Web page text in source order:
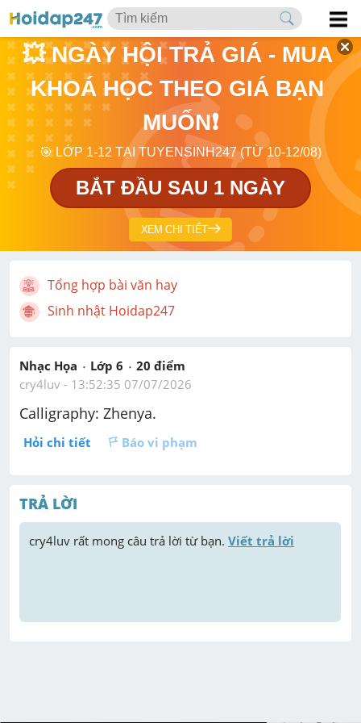
💥 NGÀY HỘI TRẢ GIÁ - MUA
KHOÁ HỌC THEO GIÁ BẠN
MUỐN❗
🎯 LỚP 1-12 TẠI TUYENSINH247 (TỪ 10-12/08)
BẮT ĐẦU SAU 1 NGÀY
XEM CHI TIẾT
Tổng hợp bài văn hay
Sinh nhật Hoidap247
Nhạc Họa Lớp 6 20 điểm
cry4luv - 13:52:35 07/07/2026
Calligraphy: Zhenya.
Hỏi chi tiết Báo vi phạm
TRẢ LỜI
cry4luv rất mong câu trả lời từ bạn. Viết trả lời